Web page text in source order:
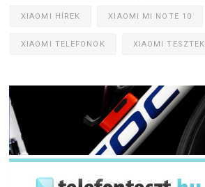
XIAOMI HÍREK XIAOMI MI NOTE 10
XIAOMI TELEFONOK XIAOMI TESZTEK